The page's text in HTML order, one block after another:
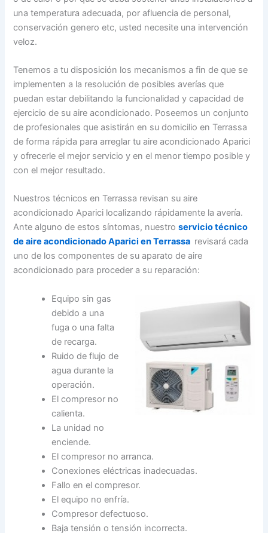
una temperatura adecuada, por afluencia de personal,
conservación genero etc, usted necesite una intervención
veloz.
Tenemos a tu disposición los mecanismos a fin de que se
implementen a la resolución de posibles averías que
puedan estar debilitando la funcionalidad y capacidad de
ejercicio de su aire acondicionado. Poseemos un conjunto
de profesionales que asistirán en su domicilio en Terrassa
de forma rápida para arreglar tu aire acondicionado Aparici
y ofrecerle el mejor servicio y en el menor tiempo posible y
con el mejor resultado.
Nuestros técnicos en Terrassa revisan su aire
acondicionado Aparici localizando rápidamente la avería.
Ante alguno de estos síntomas, nuestroservicio técnico
de aire acondicionado Aparici en Terrassa revisará cada
uno de los componentes de su aparato de aire
acondicionado para proceder a su reparación:
Equipo sin gas
debido a una
fuga o una falta
de recarga.
Ruido de flujo de
agua durante la
operación.
El compresor no
calienta.
La unidad no
enciende.
El compresor no arranca.
Conexiones eléctricas inadecuadas.
Fallo en el compresor.
El equipo no enfría.
Compresor defectuoso.
Baja tensión o tensión incorrecta.